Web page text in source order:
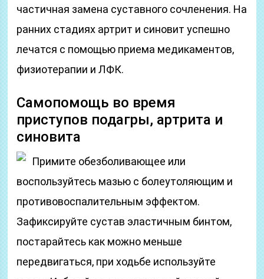
частичная замена суставного сочленения. На
ранних стадиях артрит и синовит успешно
лечатся с помощью приема медикаментов,
физиотерапии и ЛФК.
Самопомощь во время
приступов подагры, артрита и
синовита
Примите обезболивающее или
воспользуйтесь мазью с болеутоляющим и
противовоспалительным эффектом.
Зафиксируйте сустав эластичным бинтом,
постарайтесь как можно меньше
передвигаться, при ходьбе используйте